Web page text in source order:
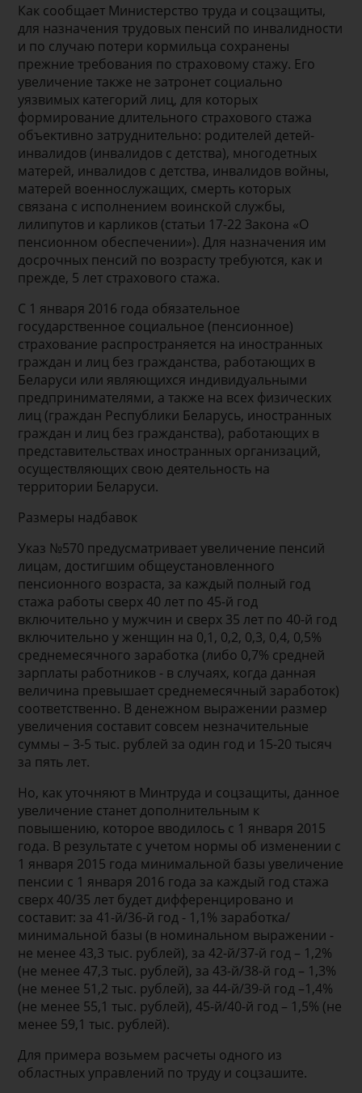
Как сообщает Министерство труда и соцзащиты,
для назначения трудовых пенсий по инвалидности
и по случаю потери кормильца сохранены
прежние требования по страховому стажу. Его
увеличение также не затронет социально
уязвимых категорий лиц, для которых
формирование длительного страхового стажа
объективно затруднительно: родителей детей-
инвалидов (инвалидов с детства), многодетных
матерей, инвалидов с детства, инвалидов войны,
матерей военнослужащих, смерть которых
связана с исполнением воинской службы,
лилипутов и карликов (статьи 17-22 Закона «О
пенсионном обеспечении»). Для назначения им
досрочных пенсий по возрасту требуются, как и
прежде, 5 лет страхового стажа.
С 1 января 2016 года обязательное
государственное социальное (пенсионное)
страхование распространяется на иностранных
граждан и лиц без гражданства, работающих в
Беларуси или являющихся индивидуальными
предпринимателями, а также на всех физических
лиц (граждан Республики Беларусь, иностранных
граждан и лиц без гражданства), работающих в
представительствах иностранных организаций,
осуществляющих свою деятельность на
территории Беларуси.
Размеры надбавок
Указ №570 предусматривает увеличение пенсий
лицам, достигшим общеустановленного
пенсионного возраста, за каждый полный год
стажа работы сверх 40 лет по 45-й год
включительно у мужчин и сверх 35 лет по 40-й год
включительно у женщин на 0,1, 0,2, 0,3, 0,4, 0,5%
среднемесячного заработка (либо 0,7% средней
зарплаты работников - в случаях, когда данная
величина превышает среднемесячный заработок)
соответственно. В денежном выражении размер
увеличения составит совсем незначительные
суммы – 3-5 тыс. рублей за один год и 15-20 тысяч
за пять лет.
Но, как уточняют в Минтруда и соцзащиты, данное
увеличение станет дополнительным к
повышению, которое вводилось с 1 января 2015
года. В результате с учетом нормы об изменении с
1 января 2015 года минимальной базы увеличение
пенсии с 1 января 2016 года за каждый год стажа
сверх 40/35 лет будет дифференцировано и
составит: за 41-й/36-й год - 1,1% заработка/
минимальной базы (в номинальном выражении -
не менее 43,3 тыс. рублей), за 42-й/37-й год – 1,2%
(не менее 47,3 тыс. рублей), за 43-й/38-й год – 1,3%
(не менее 51,2 тыс. рублей), за 44-й/39-й год –1,4%
(не менее 55,1 тыс. рублей), 45-й/40-й год – 1,5% (не
менее 59,1 тыс. рублей).
Для примера возьмем расчеты одного из
областных управлений по труду и соцзашите.